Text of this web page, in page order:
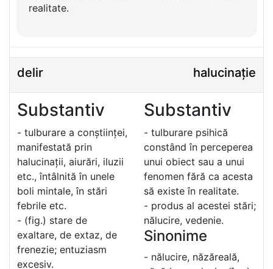
realitate.
delir halucinație
Substantiv
- tulburare a conștiinței,
manifestată prin
halucinații, aiurări, iluzii
etc., întâlnită în unele
boli mintale, în stări
febrile etc.
- (fig.) stare de
exaltare, de extaz, de
frenezie; entuziasm
excesiv.
Substantiv
- tulburare psihică
constând în perceperea
unui obiect sau a unui
fenomen fără ca acesta
să existe în realitate.
- produs al acestei stări;
nălucire, vedenie.
Sinonime
- nălucire, năzăreală,